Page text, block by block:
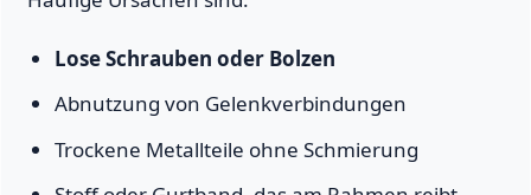
Lose Schrauben oder Bolzen
Abnutzung von Gelenkverbindungen
Trockene Metallteile ohne Schmierung